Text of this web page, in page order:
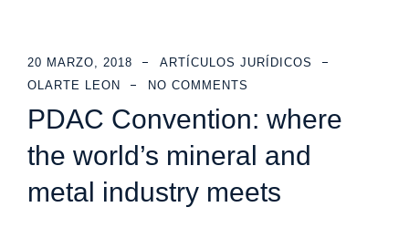
20 MARZO, 2018
ARTÍCULOS JURÍDICOS
OLARTE LEON
NO COMMENTS
PDAC Convention: where
the world’s mineral and
metal industry meets